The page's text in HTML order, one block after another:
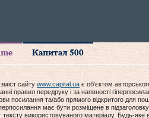
Капитал 500
сайту www.capital.ua є об'єктом
правил передруку і за наявності
посилання та/або прямого відкритого для
має бути розміщене в
використовуваного матеріалу. Будь-яке